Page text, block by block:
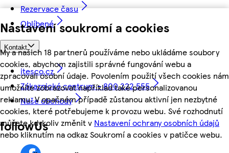
Nastavení soukromí a cookies
My a našich 18 partnerů používáme nebo ukládáme soubory
cookies, abychom zajistili správné fungování webu a
zpracovali osobní údaje. Povolením použití všech cookies nám
umožníte zobrazovat například také personalizovanou
reklamu. V opačném případě zůstanou aktivní jen nezbytné
cookies, které potřebujeme k provozu webu. Své rozhodnutí
můžete kdykoliv změnit v Nastavení ochrany osobních údajů
nebo kliknutím na odkaz Soukromí a cookies v patičce webu.
Rezervace času
Oblíbené
Kontakt
itesco.cz
Zákaznické centrum - 800 222 555
Naše obchody
followUs